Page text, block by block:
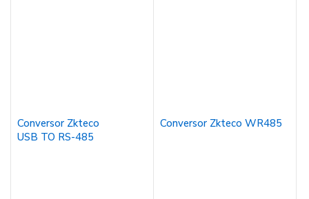
Conversor Zkteco
USB TO RS-485
Conversor Zkteco WR485